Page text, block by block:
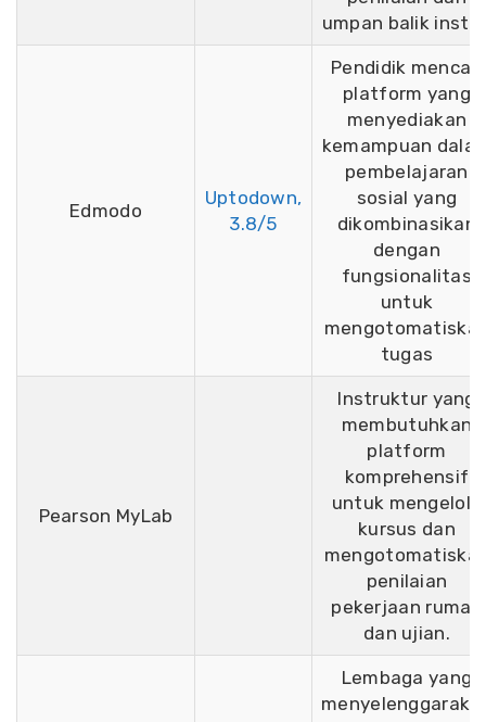
umpan balik
Edmodo
Uptodown,
3.8/5
Pendidik mencari
platform yang
menyediakan
kemampuan
pembelajaran
sosial yang
dikombinasikan
dengan
fungsionalitas
untuk
tugas
Pearson MyLab
Instruktur yang
membutuhkan
platform
komprehensif
untuk mengelola
kursus dan
penilaian
pekerjaan rumah
dan ujian.
Lembaga yang